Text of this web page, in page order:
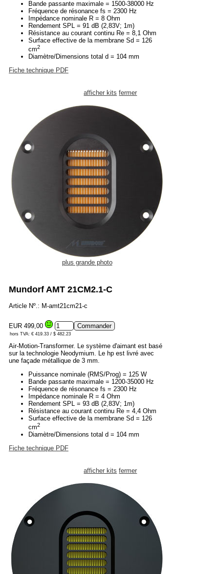
Bande passante maximale = 1500-38000 Hz
Fréquence de résonance fs = 2300 Hz
Impédance nominale R = 8 Ohm
Rendement SPL = 91 dB (2,83V; 1m)
Résistance au courant continu Re = 8,1 Ohm
Surface effective de la membrane Sd = 126
cm2
Diamètre/Dimensions total d = 104 mm
Fiche technique PDF
afficher kits fermer
plus grande photo
Mundorf AMT 21CM2.1-C
Article Nº.: M-amt21cm21-c
EUR 499,00
hors TVA: € 419.33 / $ 482.23
Air-Motion-Transformer. Le système d'aimant est basé
sur la technologie Neodymium. Le hp est livré avec
une façade métallique de 3 mm.
Puissance nominale (RMS/Prog) = 125 W
Bande passante maximale = 1200-35000 Hz
Fréquence de résonance fs = 2300 Hz
Impédance nominale R = 4 Ohm
Rendement SPL = 93 dB (2,83V; 1m)
Résistance au courant continu Re = 4,4 Ohm
Surface effective de la membrane Sd = 126
cm2
Diamètre/Dimensions total d = 104 mm
Fiche technique PDF
afficher kits fermer